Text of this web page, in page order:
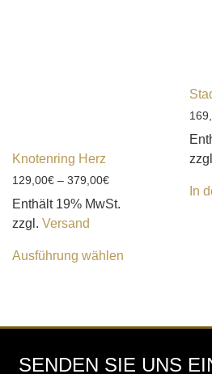
Knotenring Herz
129,00€ – 379,00€
Enthält 19% MwSt.
zzgl. Versand
Ausführung wählen
In
SENDEN SIE UNS